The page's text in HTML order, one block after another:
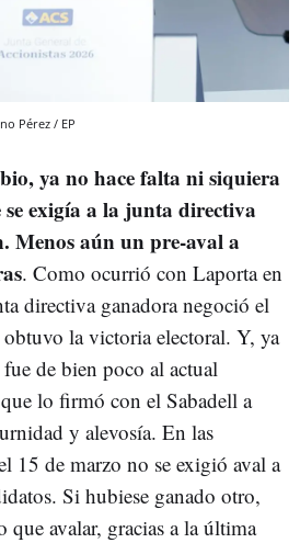
Pérez / EP
ya no hace falta ni siquiera
exigía a la junta directiva
Menos aún un pre-aval a
. Como ocurrió con Laporta en
directiva ganadora negoció el
la victoria electoral. Y, ya
de bien poco al actual
lo firmó con el Sabadell a
y alevosía. En las
15 de marzo no se exigió aval a
Si hubiese ganado otro,
que avalar, gracias a la última